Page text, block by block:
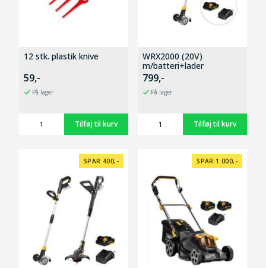
12 stk. plastik knive
59,-
På lager
WRX2000 (20V)
m/batteri+lader
799,-
På lager
SPAR 400,- SPAR 1.000,-